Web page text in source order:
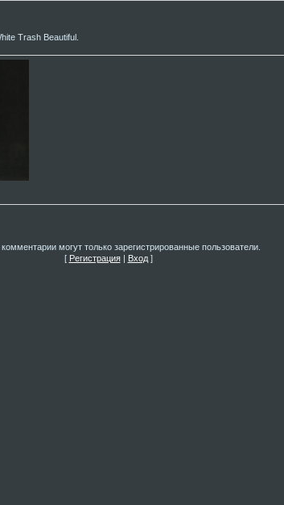
Trash Beautiful.
могут только зарегистрированные пользователи.
[ Регистрация| Вход]